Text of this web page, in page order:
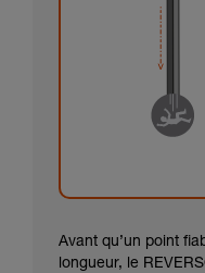
Avant qu’un point
longueur, le